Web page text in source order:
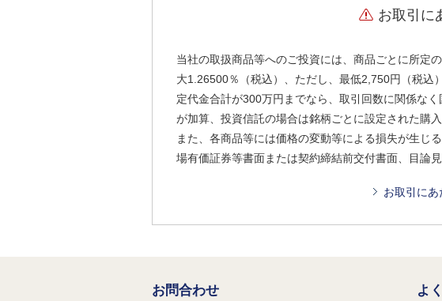
お取引に
当社の取扱商品等へのご投資には、商品ごとに所定
大1.26500％（税込）、ただし、最低2,750円（税込
定代金合計が300万円までなら、取引回数に関係な
が加算、投資信託の場合は銘柄ごとに設定された購
また、各商品等には価格の変動等による損失が生じ
場有価証券等書面または契約締結前交付書面、目論
お取引に
お問合わせ よ